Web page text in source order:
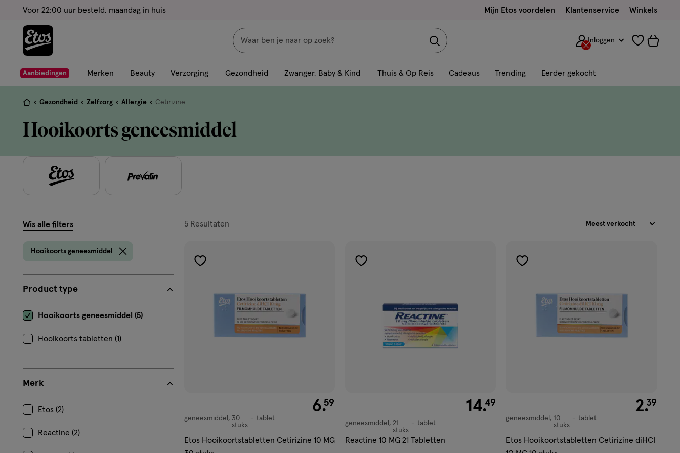
ga
de
hoofd
ga
naar
de
ga
naar
footer
Voor 22:00 uur besteld, maandag in huis Mijn Etos voordelen Klantenservice Winkels
Zoeken
met
dit
een
volledig
Inloggen
Aanbiedingen Merken Beauty Verzorging Gezondheid Zwanger, Baby & Kind Thuis & Op Reis Cadeaus Trending Eerder gekocht
Je
hier:
Gezondheid Zelfzorg Allergie Cetirizine
Hooikoorts geneesmiddel
filters
Wis alle filters
Hooikoorts geneesmiddel
Product type
Hooikoorts geneesmiddel (5)
Hooikoorts tabletten (1)
Merk
Etos (2)
Reactine (2)
5Resultaten
producten
toevoegen
verlanglijst
€ 6.59
6.59
geneesmiddel,
geneesmiddel
30
stuks
tablet
Etos Hooikoortstabletten Cetirizine 10 MG
toevoegen
€ 14.49
14.49
geneesmiddel,
tablet
geneesmiddel
21
stuks
tablet
Reactine 10 MG 21 Tabletten
toevoegen
verlanglijst
€ 2.39
2.39
geneesmiddel,
geneesmiddel
10
stuks
tablet
Etos Hooikoortstabletten Cetirizine diHCI